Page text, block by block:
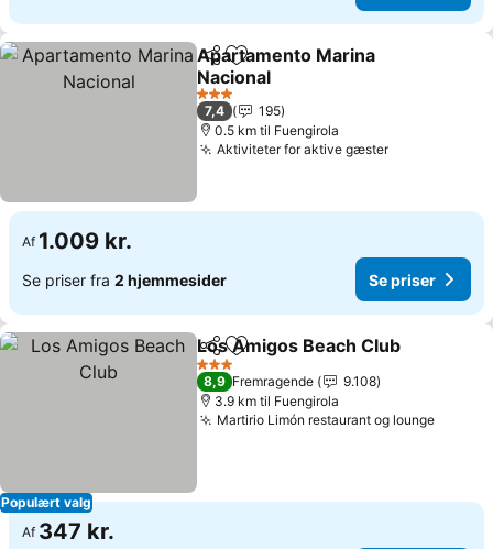
Del Føj til favoritter
Apartamento Marina
Nacional
3 Stjerner
7,4
195
0.5 km til Fuengirola
Aktiviteter for aktive gæster
Af 1.009 kr.
Se priser fra 2 hjemmesider Se priser
Populært valg
Del Føj til favoritter
Los Amigos Beach Club
3 Stjerner
8,9 Fremragende
9.108
3.9 km til Fuengirola
Martirio Limón restaurant og lounge
Af 347 kr.